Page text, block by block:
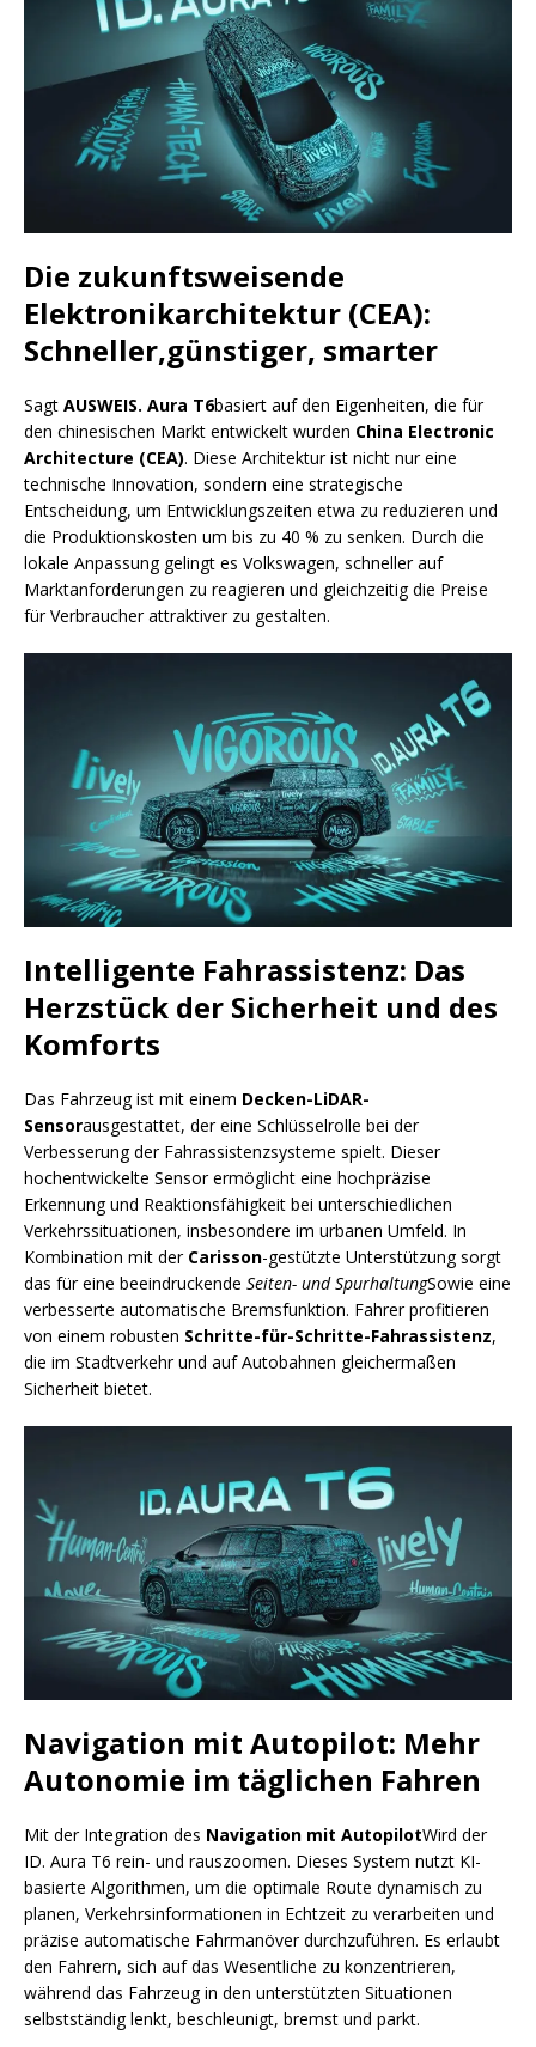
Die zukunftsweisende
Elektronikarchitektur (CEA):
Schneller,günstiger, smarter
Sagt AUSWEIS. Aura T6basiert auf den Eigenheiten, die für
den chinesischen Markt entwickelt wurden China Electronic
Architecture (CEA). Diese Architektur ist nicht nur eine
technische Innovation, sondern eine strategische
Entscheidung, um Entwicklungszeiten etwa zu reduzieren und
die Produktionskosten um bis zu 40 % zu senken. Durch die
lokale Anpassung gelingt es Volkswagen, schneller auf
Marktanforderungen zu reagieren und gleichzeitig die Preise
für Verbraucher attraktiver zu gestalten.
Intelligente Fahrassistenz: Das
Herzstück der Sicherheit und des
Komforts
Das Fahrzeug ist mit einem Decken-LiDAR-
Sensorausgestattet, der eine Schlüsselrolle bei der
Verbesserung der Fahrassistenzsysteme spielt. Dieser
hochentwickelte Sensor ermöglicht eine hochpräzise
Erkennung und Reaktionsfähigkeit bei unterschiedlichen
Verkehrssituationen, insbesondere im urbanen Umfeld. In
Kombination mit der Carisson-gestützte Unterstützung sorgt
das für eine beeindruckende Seiten- und SpurhaltungSowie eine
verbesserte automatische Bremsfunktion. Fahrer profitieren
von einem robusten Schritte-für-Schritte-Fahrassistenz,
die im Stadtverkehr und auf Autobahnen gleichermaßen
Sicherheit bietet.
Navigation mit Autopilot: Mehr
Autonomie im täglichen Fahren
Mit der Integration des Navigation mit AutopilotWird der
ID. Aura T6 rein- und rauszoomen. Dieses System nutzt KI-
basierte Algorithmen, um die optimale Route dynamisch zu
planen, Verkehrsinformationen in Echtzeit zu verarbeiten und
präzise automatische Fahrmanöver durchzuführen. Es erlaubt
den Fahrern, sich auf das Wesentliche zu konzentrieren,
während das Fahrzeug in den unterstützten Situationen
selbstständig lenkt, beschleunigt, bremst und parkt.